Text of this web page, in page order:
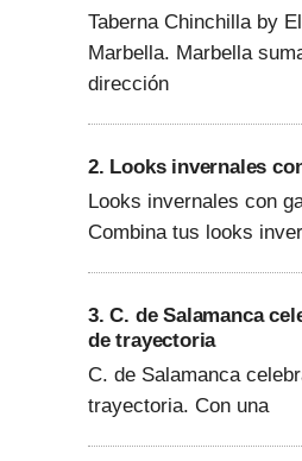
Taberna Chinchilla by
Marbella. Marbella
dirección
2. Looks invernales
Looks invernales con
Combina tus looks
3. C. de Salamanca
de trayectoria
C. de Salamanca
trayectoria. Con una